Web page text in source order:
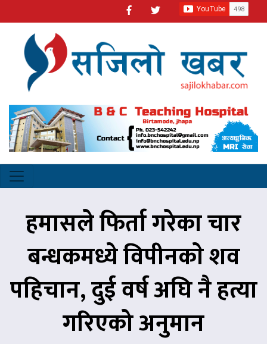
हमासले फिर्ता गरेका चार
बन्धकमध्ये विपीनकाे शव
पहिचान, दुई वर्ष अघि नै हत्या
गरिएको अनुमान